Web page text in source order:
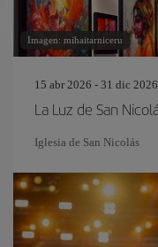
Imagen: mihaitarniceru
15 abr 2026 - 31 dic 2026
La Luz de San
Iglesia de San Nicolás